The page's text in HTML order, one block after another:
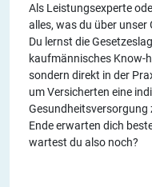
Als Leistungsexperte
alles, was du über
Du lernst die
kaufmännisches Know-
sondern direkt in der
um Versicherten eine
Gesundheitsversorgung
Ende erwarten dich
wartest du also noch?